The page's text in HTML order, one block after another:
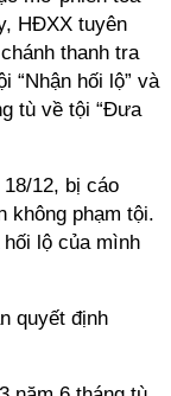
HĐXX tuyên
thanh tra
“Nhận hối lộ” và
tù về tội “Đưa
12, bị cáo
không phạm tội.
lộ của mình
quyết định